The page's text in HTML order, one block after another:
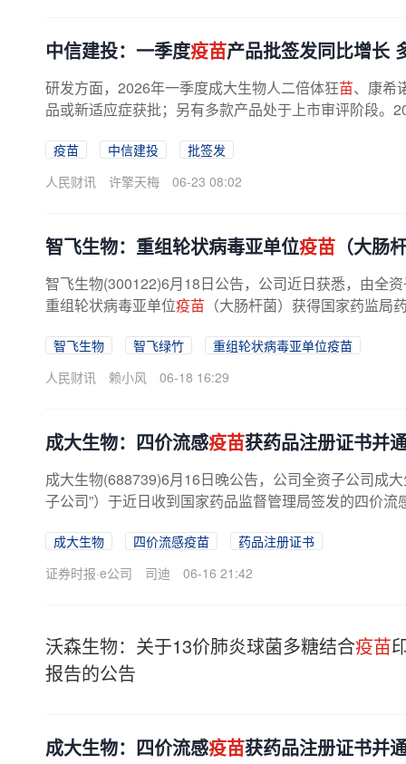
中信建投：一季度疫苗产品批签发同比增长
研发方面，2026年一季度成大生物人二倍体狂苗、康希
品或新适应症获批；另有多款产品处于上市审评阶段。
疫苗 中信建投
批签发
人民财讯
许擎天梅 06-23 08:02
智飞生物：重组轮状病毒亚单位疫苗 （大肠
智飞生物(300122)6月18日公告，公司近日获悉，由全
重组轮状病毒亚单位疫苗 （大肠杆菌）获得国家药监
智飞生物 智飞绿竹
重组轮状病毒亚单位疫苗
人民财讯
赖小风 06-18 16:29
成大生物：四价流感疫苗获药品注册证书并
成大生物(688739)6月16日晚公告，公司全资子公司成
子公司”）于近日收到国家药品监督管理局签发的四价流
成大生物 四价流感疫苗
药品注册证书
证券时报·e公司
司迪 06-16 21:42
沃森生物：关于13价肺炎球菌多糖结合疫苗
报告的公告
成大生物：四价流感疫苗获药品注册证书并